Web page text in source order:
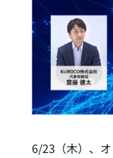
6/23（木）、